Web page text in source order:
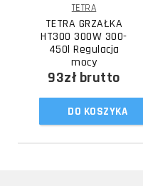
TETRA
TETRA GRZAŁKA
HT300 300W 300-
450l Regulacja
mocy
93złbrutto
DO KOSZYKA